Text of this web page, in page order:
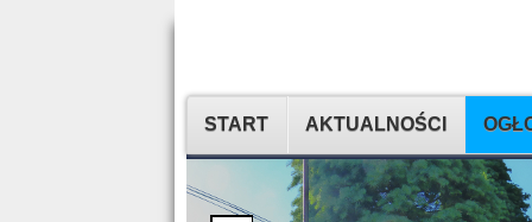
START AKTUALNOŚCI